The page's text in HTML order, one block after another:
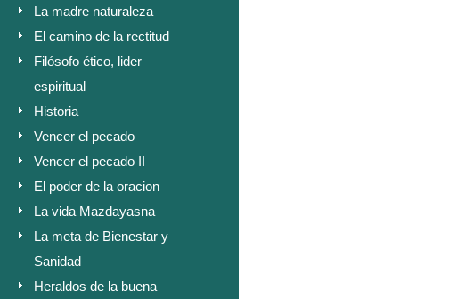
La madre naturaleza
El camino de la rectitud
Filósofo ético, lider
espiritual
Historia
Vencer el pecado
Vencer el pecado II
El poder de la oracion
La vida Mazdayasna
La meta de Bienestar y
Sanidad
Heraldos de la buena